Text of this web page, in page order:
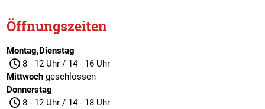
Öffnungszeiten
Montag,Dienstag
8 - 12 Uhr / 14 - 16 Uhr
Mittwochgeschlossen
Donnerstag
8 - 12 Uhr / 14 - 18 Uhr